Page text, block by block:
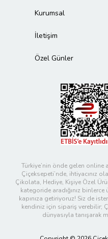
Kurumsal
İletişim
Özel Günler
Türkiye’nin önde gelen online
Çiçeksepeti’nde, ihtiyacınız
Çikolata, Hediye, Kişiye Özel
kategoride aradığınız
kapınıza getiriyoruz! Siz de
kendiniz için sipariş verebilir;
dünyasıyla tanışarak